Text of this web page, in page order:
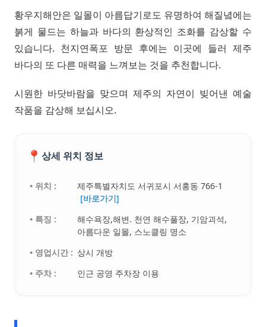
황우지해안은 일몰이 아름답기로도 유명하여 해질녘에는
붉게 물드는 하늘과 바다의 환상적인 조화를 감상할 수
있습니다. 천지연폭포 방문 후에는 이곳에 들러 제주
바다의 또 다른 매력을 느껴보는 것을 추천합니다.
시원한 바닷바람을 맞으며 제주의 자연이 빚어낸 예술
작품을 감상해 보십시오.
📍 상세 위치 정보
• 위치 :
제주특별자치도 서귀포시 서홍동 766-1
[바로가기]
• 특징 :
해수욕장,해변. 천연 해수풀장, 기암괴석,
아름다운 일몰, 스노클링 명소
• 영업시간 : 상시 개방
• 주차 :
인근 공영 주차장 이용